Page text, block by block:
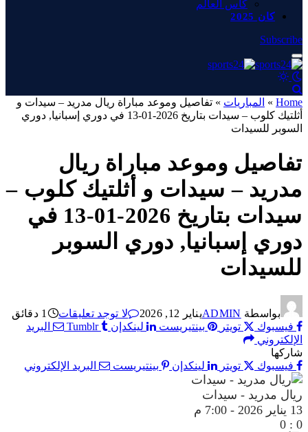
كأس العالم
كان 2025
Subscribe
Home
» المباريات » تفاصيل وموعد مباراة ريال مدريد – سيدات و
أثلتيك كلوب – سيدات بتاريخ 2026-01-13 في دوري إسبانيا, دوري
السوبر للسيدات
تفاصيل وموعد مباراة ريال
مدريد – سيدات و أثلتيك كلوب –
سيدات بتاريخ 2026-01-13 في
دوري إسبانيا, دوري السوبر
للسيدات
بواسطة ADMINيناير 12, 2026 لا توجد تعليقات
1 دقائق
فيسبوك
تويتر بينتيريست لينكدإن Tumblr
البريد
الإلكتروني
شاركها
فيسبوك
تويتر لينكدإن بينتيريست البريد الإلكتروني
ريال مدريد - سيدات
13 يناير 2026
- 7:00 م
0
:
0